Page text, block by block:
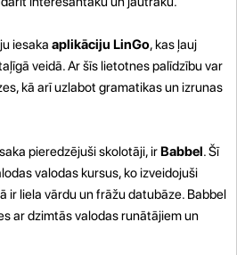
iesaka aplikāciju LinGo, kas ļauj
veidā. Ar šīs lietotnes palīdzību var
kā arī uzlabot gramatikas un izrunas
pieredzējuši skolotāji, irBabbel. Šī
valodas kursus, ko izveidojuši
ir liela vārdu un frāžu datubāze. Babbel
ar dzimtās valodas runātājiem un